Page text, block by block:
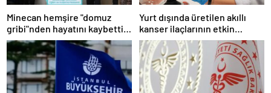
Minecan hemşire "domuz
gribi"nden hayatını kaybetti –
Haberler | Sağlık Haberleri
Yurt dışında üretilen akıllı
kanser ilaçlarının etkin
maddesi yerli imkanlarla
geliştirildi | Sağlık Haberleri